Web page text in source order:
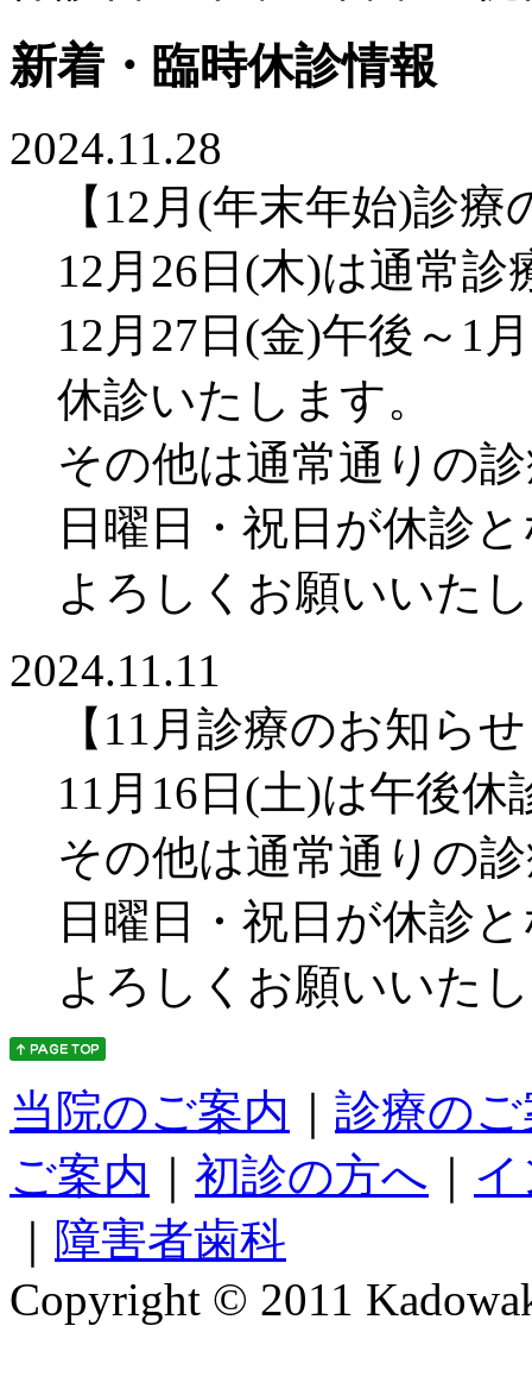
新着・臨時休診情報
2024.11.28
【12月(年末年始)診
12月26日(木)は通常
12月27日(金)午後～1
休診いたします。
その他は通常通りの
日曜日・祝日が休診
よろしくお願いいた
2024.11.11
【11月診療のお知ら
11月16日(土)は午後
その他は通常通りの
日曜日・祝日が休診
よろしくお願いいた
当院のご案内
診療の
ご案内
初診の方へ
障害者歯科
Copyright © 2011